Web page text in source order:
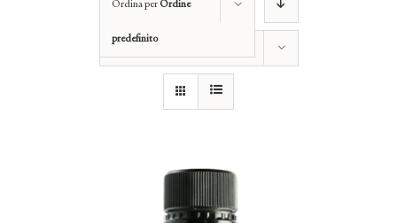
Ordina per Ordine
predefinito
Mostra